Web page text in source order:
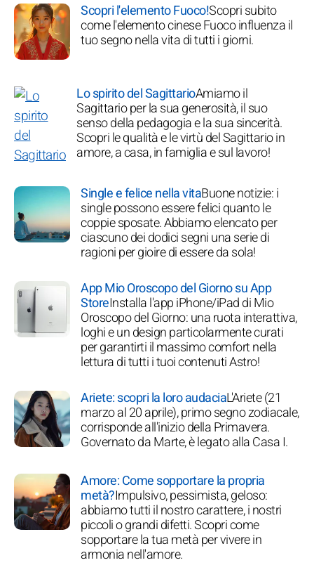
Scopri l'elemento Fuoco!Scopri subito
come l'elemento cinese Fuoco influenza il
tuo segno nella vita di tutti i giorni.
Lo spirito del SagittarioAmiamo il
Sagittario per la sua generosità, il suo
senso della pedagogia e la sua sincerità.
Scopri le qualità e le virtù del Sagittario in
amore, a casa, in famiglia e sul lavoro!
Single e felice nella vitaBuone notizie: i
single possono essere felici quanto le
coppie sposate. Abbiamo elencato per
ciascuno dei dodici segni una serie di
ragioni per gioire di essere da sola!
App Mio Oroscopo del Giorno su App
StoreInstalla l'app iPhone/iPad di Mio
Oroscopo del Giorno: una ruota interattiva,
loghi e un design particolarmente curati
per garantirti il massimo comfort nella
lettura di tutti i tuoi contenuti Astro!
Ariete: scopri la loro audaciaL'Ariete (21
marzo al 20 aprile), primo segno zodiacale,
corrisponde all'inizio della Primavera.
Governato da Marte, è legato alla Casa I.
Amore: Come sopportare la propria
metà?Impulsivo, pessimista, geloso:
abbiamo tutti il nostro carattere, i nostri
piccoli o grandi difetti. Scopri come
sopportare la tua metà per vivere in
armonia nell'amore.